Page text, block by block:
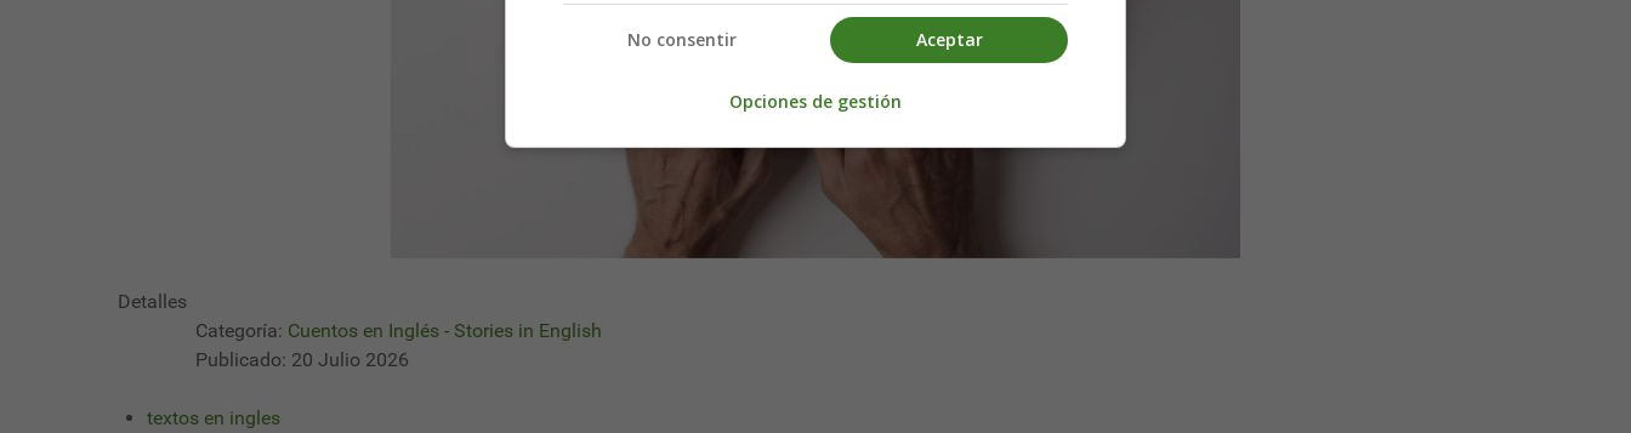
Detalles
Categoría: Cuentos en Inglés - Stories in English
Publicado: 20 Julio 2026
textos en ingles
Aceptar
No consentir
Opciones de gestión